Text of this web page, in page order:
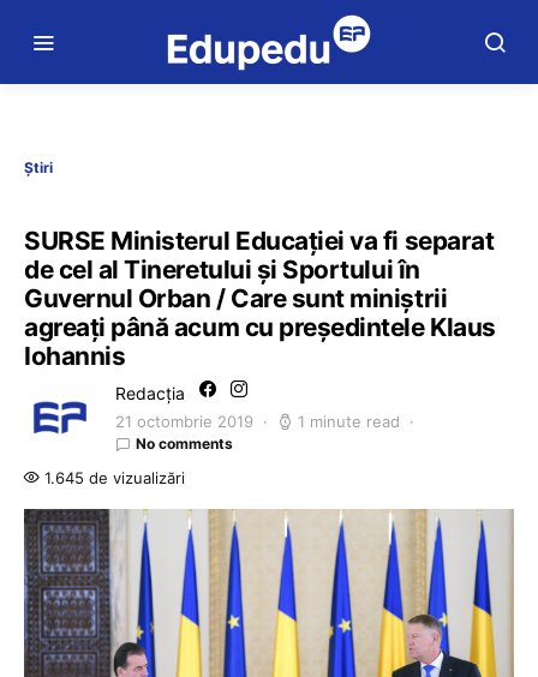
Știri
SURSE Ministerul Educației va fi separat
de cel al Tineretului și Sportului în
Guvernul Orban / Care sunt miniștrii
agreați până acum cu președintele Klaus
Iohannis
Redacția
21 octombrie 2019 1 minute read
No comments
1.645 de vizualizări